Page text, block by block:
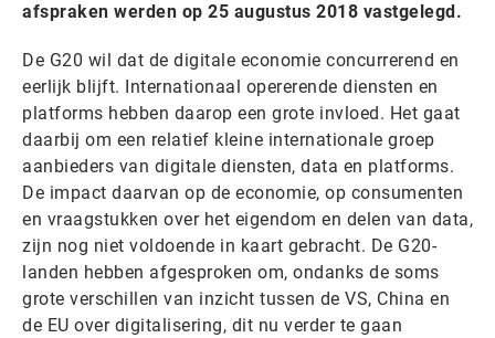
afspraken werden op 25 augustus 2018 vastgelegd.
De G20 wil dat de digitale economie concurrerend en
eerlijk blijft. Internationaal opererende diensten en
platforms hebben daarop een grote invloed. Het gaat
daarbij om een relatief kleine internationale groep
aanbieders van digitale diensten, data en platforms.
De impact daarvan op de economie, op consumenten
en vraagstukken over het eigendom en delen van data,
zijn nog niet voldoende in kaart gebracht. De G20-
landen hebben afgesproken om, ondanks de soms
grote verschillen van inzicht tussen de VS, China en
de EU over digitalisering, dit nu verder te gaan